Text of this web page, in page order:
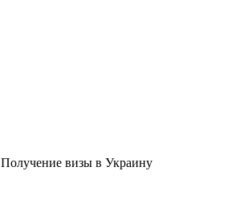
Получение визы в Украину